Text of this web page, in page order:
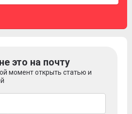
это на почту
момент открыть статью и